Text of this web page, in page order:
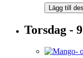
Lägg till
Torsdag -